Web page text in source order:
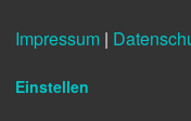
Anlieferung gerne als
Endformat: Breite max.
Impressum |
Einstellen